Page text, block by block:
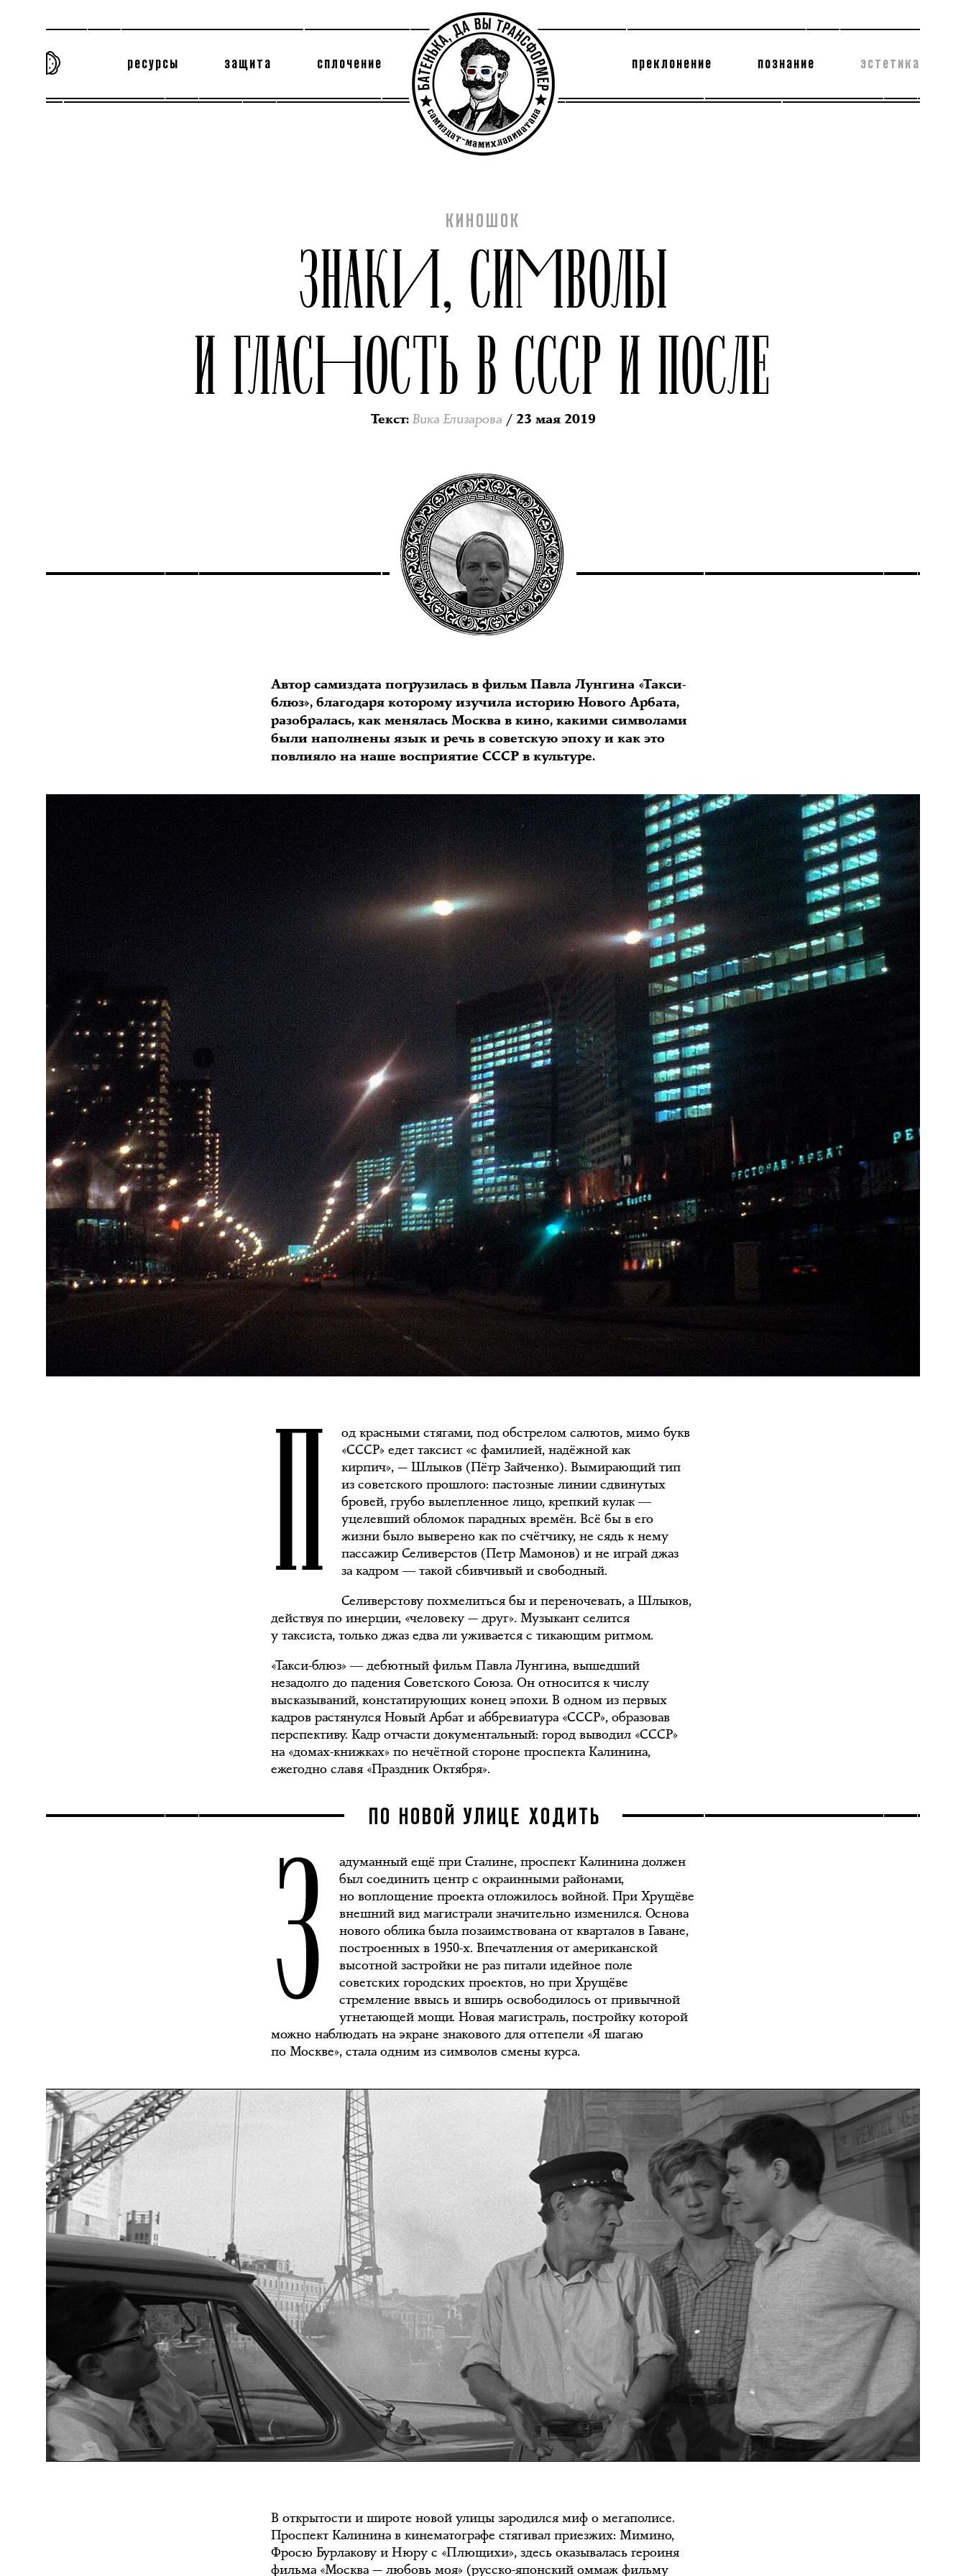
ресурсы защита сплочение преклонение познание эстетика
КИНОШОК
ЗНАКИ, СИМВОЛЫ
И ГЛАСНОСТЬ В СССР И ПОСЛЕ
Текст: Вика Елизарова / 23 мая 2019
Автор самиздата погрузилась в фильм Павла Лунгина «Такси-
блюз», благодаря которому изучила историю Нового Арбата,
разобралась, как менялась Москва в кино, какими символами
были наполнены язык и речь в советскую эпоху и как это
повлияло на наше восприятие СССР в культуре.
П
од красными стягами, под обстрелом салютов, мимо букв
«СССР» едет таксист «с фамилией, надёжной как
кирпич», — Шлыков (Пётр Зайченко). Вымирающий тип
из советского прошлого: пастозные линии сдвинутых
бровей, грубо вылепленное лицо, крепкий кулак ―
уцелевший обломок парадных времён. Всё бы в его
жизни было выверено как по счётчику, не сядь к нему
пассажир Селиверстов (Петр Мамонов) и не играй джаз
за кадром ― такой сбивчивый и свободный.
Селиверстову похмелиться бы и переночевать, а Шлыков,
действуя по инерции, «человеку — друг». Музыкант селится
у таксиста, только джаз едва ли уживается с тикающим ритмом.
«Такси-блюз» ― дебютный фильм Павла Лунгина, вышедший
незадолго до падения Советского Союза. Он относится к числу
высказываний, констатирующих конец эпохи. В одном из первых
кадров растянулся Новый Арбат и аббревиатура «СССР», образовав
перспективу. Кадр отчасти документальный: город выводил «СССР»
на «домах-книжках» по нечётной стороне проспекта Калинина,
ежегодно славя «Праздник Октября».
ПО НОВОЙ УЛИЦЕ ХОДИТЬ
З
адуманный ещё при Сталине, проспект Калинина должен
был соединить центр с окраинными районами,
но воплощение проекта отложилось войной. При Хрущёве
внешний вид магистрали значительно изменился. Основа
нового облика была позаимствована от кварталов в Гаване,
построенных в 1950-х. Впечатления от американской
высотной застройки не раз питали идейное поле
советских городских проектов, но при Хрущёве
стремление ввысь и вширь освободилось от привычной
угнетающей мощи. Новая магистраль, постройку которой
можно наблюдать на экране знакового для оттепели «Я шагаю
по Москве», стала одним из символов смены курса.
В открытости и широте новой улицы зародился миф о мегаполисе.
Проспект Калинина в кинематографе стягивал приезжих: Мимино,
Фросю Бурлакову и Нюру с «Плющихи», здесь оказывалась героиня
фильма «Москва — любовь моя» (русско-японский оммаж фильму